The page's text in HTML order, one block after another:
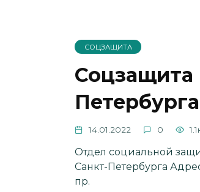
СОЦЗАЩИТА
Соцзащита
Петербурга
14.01.2022 0
Отдел социальной
Санкт-Петербурга
пр.